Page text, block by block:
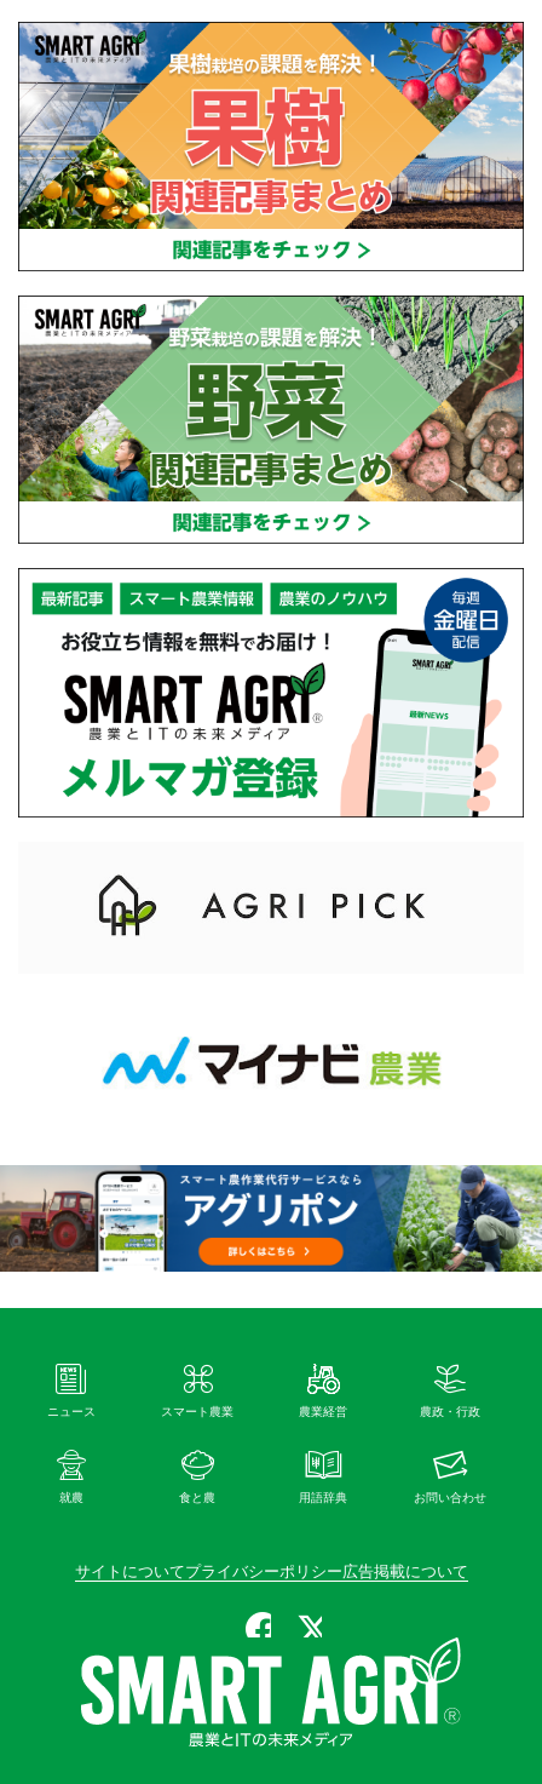
ニュース スマート農業 農業経営 農政・行政
就農 食と農 用語辞典 お問い合わせ
サイトについてプライバシーポリシー広告掲載について
公式Facebook